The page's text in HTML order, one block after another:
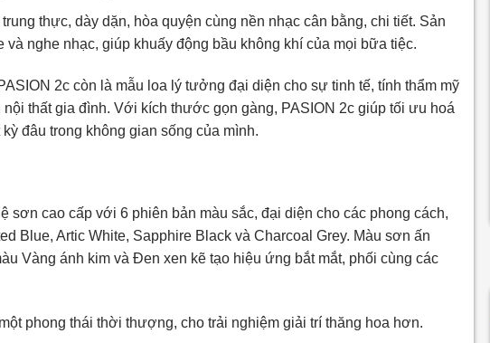
thực, dày dặn, hòa quyện cùng nền nhạc cân bằng, chi tiết. Sản
nghe nhạc, giúp khuấy động bầu không khí của mọi bữa tiệc.
2c còn là mẫu loa lý tưởng đại diện cho sự tinh tế, tính thẩm mỹ
thất gia đình. Với kích thước gọn gàng, PASION 2c giúp tối ưu hoá
đâu trong không gian sống của mình.
sơn cao cấp với 6 phiên bản màu sắc, đại diện cho các phong cách,
Blue, Artic White, Sapphire Black và Charcoal Grey. Màu sơn ấn
Vàng ánh kim và Đen xen kẽ tạo hiệu ứng bắt mắt, phối cùng các
phong thái thời thượng, cho trải nghiệm giải trí thăng hoa hơn.